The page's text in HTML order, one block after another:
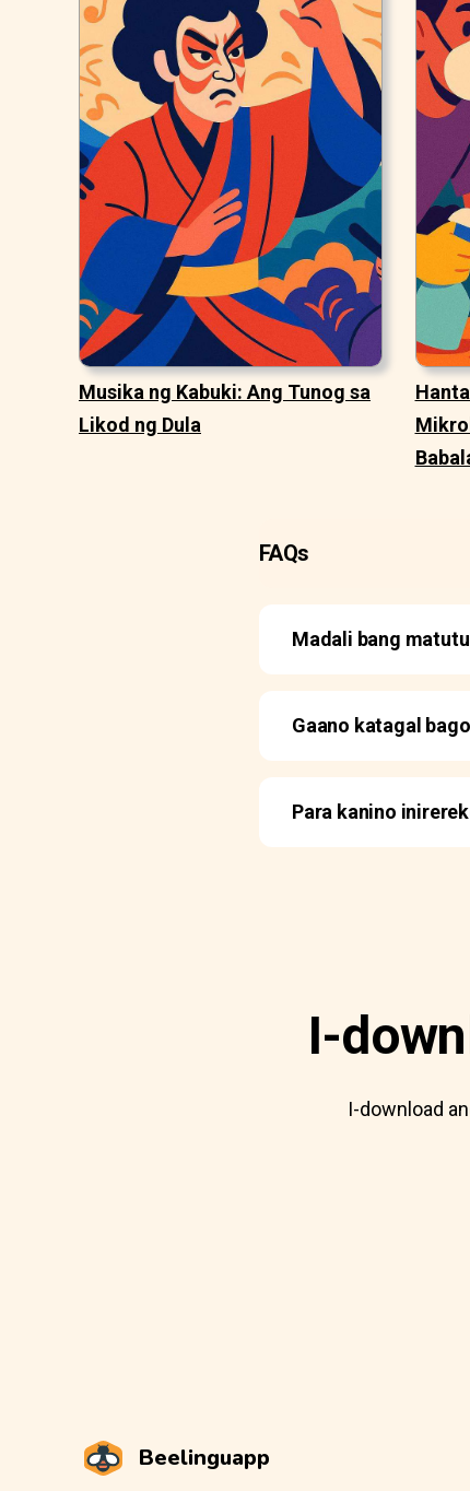
Musika ng Kabuki: Ang Tunog sa
Likod ng Dula
FAQs
Madali bang
Gaano katagal
Para kanino
I-
I-download
Beelinguapp